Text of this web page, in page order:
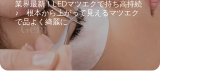
業界最新！LEDマツエクで持ち高持続
♪ 根本から上がって見えるマツエク
で品よく綺麗に